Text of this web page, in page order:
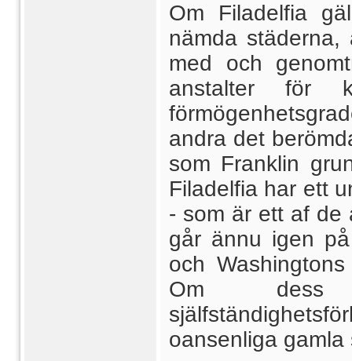
Om Filadelfia
nämda
med och
anstalter för
andra det
som Franklin
Filadelfia har ett
- som är ett af de
går ännu igen
och
Om dess
oansenliga